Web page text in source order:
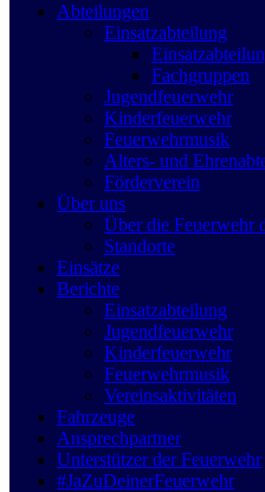
Abteilungen
Einsatzabteilung
Fachgruppen
Jugendfeuerwehr
Kinderfeuerwehr
Feuerwehrmusik
Alters- und
Förderverein
Über uns
Über die Feuerwehr
Standorte
Einsätze
Berichte
Einsatzabteilung
Jugendfeuerwehr
Kinderfeuerwehr
Feuerwehrmusik
Vereinsaktivitäten
Fahrzeuge
Ansprechpartner
Unterstützer der Feuerwehr
#JaZuDeinerFeuerwehr